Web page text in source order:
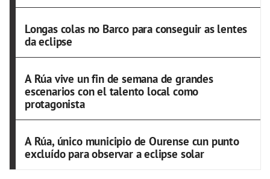
Longas colas no Barco para conseguir as lentes
da eclipse
A Rúa vive un fin de semana de grandes
escenarios con el talento local como
protagonista
A Rúa, único municipio de Ourense cun punto
excluído para observar a eclipse solar